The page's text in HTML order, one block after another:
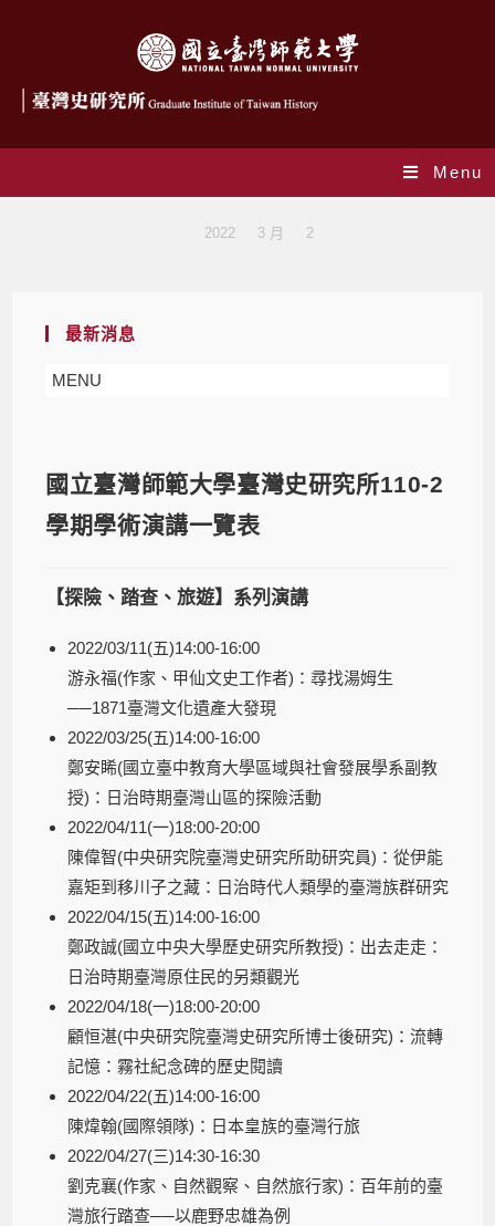
Menu
2022 3 月 2
最新消息
MENU
國立臺灣師範大學臺灣史研究所110-2
學期學術演講一覽表
【探險、踏查、旅遊】系列演講
2022/03/11(五)14:00-16:00
游永福(作家、甲仙文史工作者)：尋找湯姆生
──1871臺灣文化遺產大發現
2022/03/25(五)14:00-16:00
鄭安睎(國立臺中教育大學區域與社會發展學系副教
授)：日治時期臺灣山區的探險活動
2022/04/11(一)18:00-20:00
陳偉智(中央研究院臺灣史研究所助研究員)：從伊能
嘉矩到移川子之藏：日治時代人類學的臺灣族群研究
2022/04/15(五)14:00-16:00
鄭政誠(國立中央大學歷史研究所教授)：出去走走：
日治時期臺灣原住民的另類觀光
2022/04/18(一)18:00-20:00
顧恒湛(中央研究院臺灣史研究所博士後研究)：流轉
記憶：霧社紀念碑的歷史閱讀
2022/04/22(五)14:00-16:00
陳煒翰(國際領隊)：日本皇族的臺灣行旅
2022/04/27(三)14:30-16:30
劉克襄(作家、自然觀察、自然旅行家)：百年前的臺
灣旅行踏查──以鹿野忠雄為例